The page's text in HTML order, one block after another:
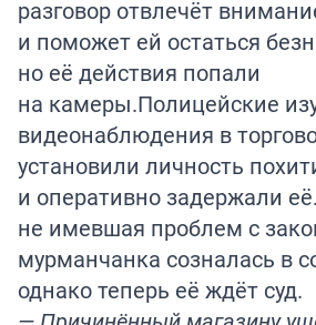
разговор отвлечёт
и поможет ей остаться
но её действия попали
на камеры.Полицейские
видеонаблюдения в
установили личность
и оперативно задержали
не имевшая проблем с
мурманчанка созналась в
однако теперь её ждёт суд.